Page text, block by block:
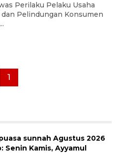
Perilaku Pelaku Usaha
dan Pelindungan Konsumen
1
sunnah Agustus 2026
Senin Kamis, Ayyamul